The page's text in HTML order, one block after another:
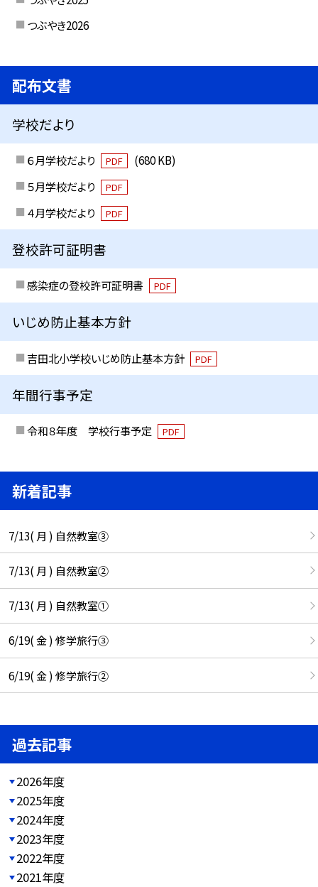
つぶやき2026
配布文書
学校だより
６月学校だより PDF
(680 KB)
５月学校だより
PDF
４月学校だより PDF
登校許可証明書
感染症の登校許可証明書 PDF
いじめ防止基本方針
吉田北小学校いじめ防止基本方針 PDF
年間行事予定
令和８年度 学校行事予定 PDF
新着記事
7/13( 月 ) 自然教室③
7/13( 月 ) 自然教室②
7/13( 月 ) 自然教室①
6/19( 金 ) 修学旅行③
6/19( 金 ) 修学旅行②
過去記事
2026年度
2025年度
2024年度
2023年度
2022年度
2021年度